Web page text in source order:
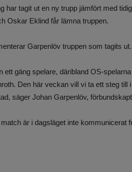
har tagit ut en ny trupp jämfört med
Oskar Eklind får lämna truppen.
Garpenlöv truppen som tagits ut.
gäng spelare, däribland OS-
Den här veckan vill vi ta ett steg till
säger Johan Garpenlöv,
är i dagsläget inte kommunicerat